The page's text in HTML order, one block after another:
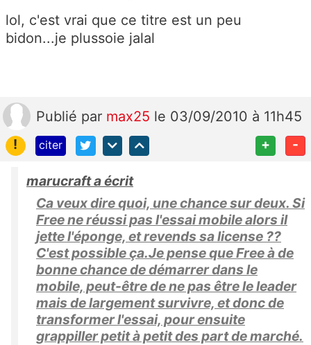
lol, c'est vrai que ce titre est un peu
bidon...je plussoie jalal
Publié par max25 le 03/09/2010 à 11h45
!
citer + -
marucraft a écrit
Ca veux dire quoi, une chance sur deux. Si
Free ne réussi pas l'essai mobile alors il
jette l'éponge, et revends sa license ??
C'est possible ça.Je pense que Free à de
bonne chance de démarrer dans le
mobile, peut-être de ne pas être le leader
mais de largement survivre, et donc de
transformer l'essai, pour ensuite
grappiller petit à petit des part de marché.